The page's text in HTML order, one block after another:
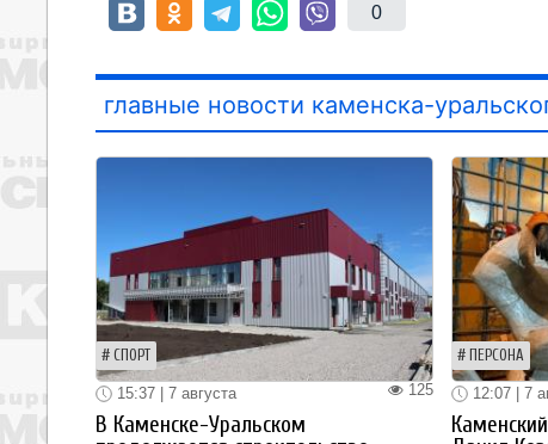
0
главные новости каменска-
СПОРТ
125
15:37 | 7 августа
В Каменске-Уральском
ПЕРСОНА
12:07 | 7